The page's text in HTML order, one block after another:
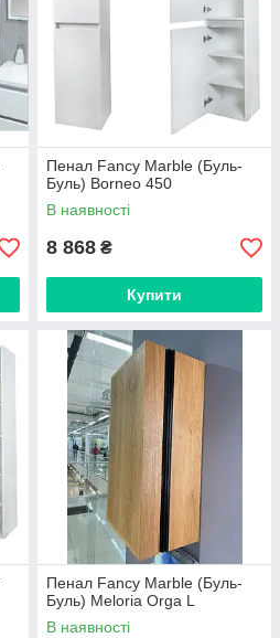
Пенал Fancy Marble (Буль-
Буль) Borneo 450
В наявності
8 868 ₴
Купити
Пенал Fancy Marble (Буль-
Буль) Meloria Orga L
В наявності